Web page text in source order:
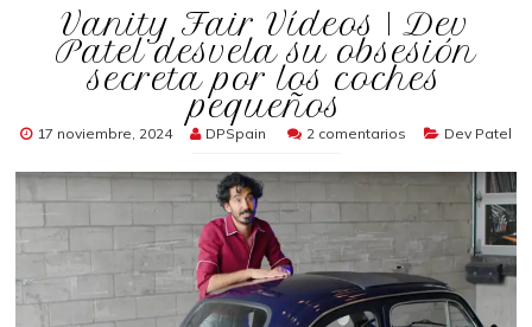
Vanity Fair Vídeos | Dev
Patel desvela su obsesión
secreta por los coches
pequeños
17 noviembre, 2024 DPSpain 2 comentarios Dev Patel